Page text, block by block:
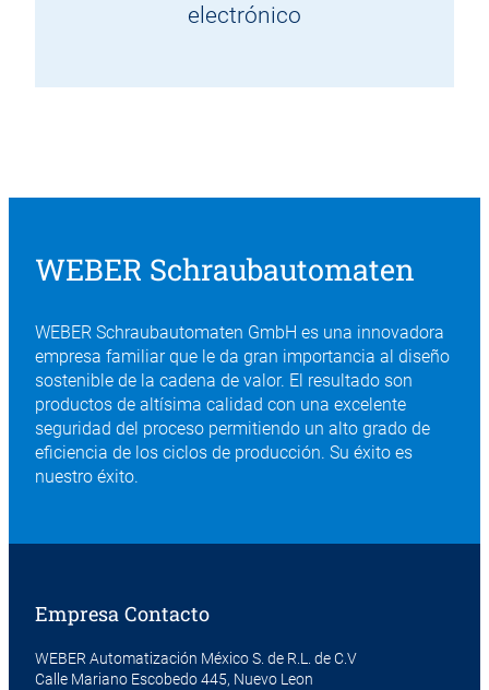
electrónico
WEBER Schraubautomaten
WEBER Schraubautomaten GmbH es una innovadora
empresa familiar que le da gran importancia al diseño
sostenible de la cadena de valor. El resultado son
productos de altísima calidad con una excelente
seguridad del proceso permitiendo un alto grado de
eficiencia de los ciclos de producción. Su éxito es
nuestro éxito.
Empresa Contacto
WEBER Automatización México S. de R.L. de C.V
Calle Mariano Escobedo 445, Nuevo Leon